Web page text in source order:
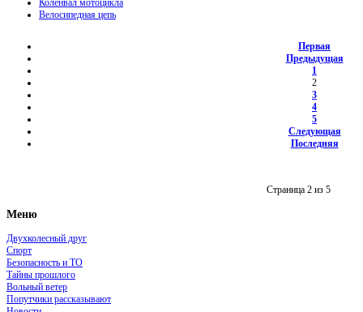
Коленвал мотоцикла
Велосипедная цепь
Первая
Предыдущая
1
2
3
4
5
Следующая
Последняя
Страница 2 из 5
Меню
Двухколесный друг
Спорт
Безопасность и ТО
Тайны прошлого
Вольный ветер
Попутчики рассказывают